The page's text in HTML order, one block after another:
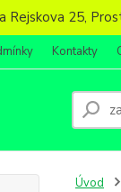
Rejskova 25,
Kontakty
Úvod